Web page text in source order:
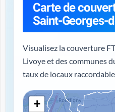
Carte de
Saint-Georges-
Visualisez la couverture
Livoye et des communes
taux de locaux
+